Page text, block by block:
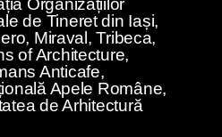
Organizațiilor
de Tineret din Iași,
Miraval, Tribeca,
of Architecture,
Anticafe,
Apele Române,
de Arhitectură